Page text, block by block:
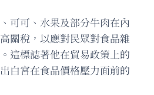
可可、水果及部分牛肉在內
關稅，以應對民眾對食品雜
這標誌著他在貿易政策上的
白宮在食品價格壓力面前的